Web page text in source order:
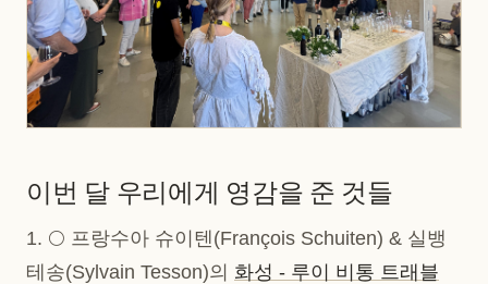
이번 달 우리에게 영감을 준 것들
1. 🌕 프랑수아 슈이텐(François Schuiten) & 실뱅
테송(Sylvain Tesson)의 화성 - 루이 비통 트래블